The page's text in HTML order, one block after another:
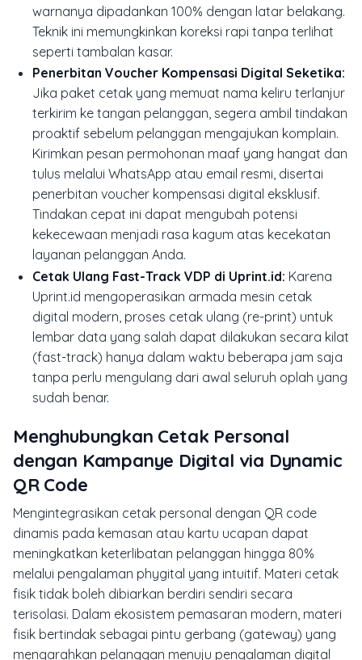
warnanya dipadankan 100% dengan latar belakang.
Teknik ini memungkinkan koreksi rapi tanpa terlihat
seperti tambalan kasar.
Penerbitan Voucher Kompensasi Digital Seketika:
Jika paket cetak yang memuat nama keliru terlanjur
terkirim ke tangan pelanggan, segera ambil tindakan
proaktif sebelum pelanggan mengajukan komplain.
Kirimkan pesan permohonan maaf yang hangat dan
tulus melalui WhatsApp atau email resmi, disertai
penerbitan voucher kompensasi digital eksklusif.
Tindakan cepat ini dapat mengubah potensi
kekecewaan menjadi rasa kagum atas kecekatan
layanan pelanggan Anda.
Cetak Ulang Fast-Track VDP di Uprint.id: Karena
Uprint.id mengoperasikan armada mesin cetak
digital modern, proses cetak ulang (re-print) untuk
lembar data yang salah dapat dilakukan secara kilat
(fast-track) hanya dalam waktu beberapa jam saja
tanpa perlu mengulang dari awal seluruh oplah yang
sudah benar.
Menghubungkan Cetak Personal
dengan Kampanye Digital via Dynamic
QR Code
Mengintegrasikan cetak personal dengan QR code
dinamis pada kemasan atau kartu ucapan dapat
meningkatkan keterlibatan pelanggan hingga 80%
melalui pengalaman phygital yang intuitif. Materi cetak
fisik tidak boleh dibiarkan berdiri sendiri secara
terisolasi. Dalam ekosistem pemasaran modern, materi
fisik bertindak sebagai pintu gerbang (gateway) yang
mengarahkan pelanggan menuju pengalaman digital